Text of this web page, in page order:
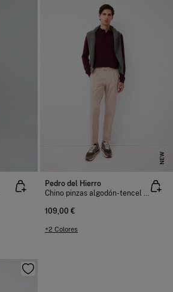
NEW
Pedro del Hierro
Chino pinzas algodón-tencel tapered
109,00 €
+2 Colores